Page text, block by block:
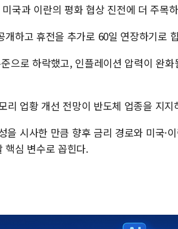
국과 이란의 평화 협상 진전에 더 주목
하고 휴전을 추가로 60일 연장하기로
으로 하락했고, 인플레이션 압력이 완
리 업황 개선 전망이 반도체 업종을 지
을 시사한 만큼 향후 금리 경로와 미국·
핵심 변수로 꼽힌다.